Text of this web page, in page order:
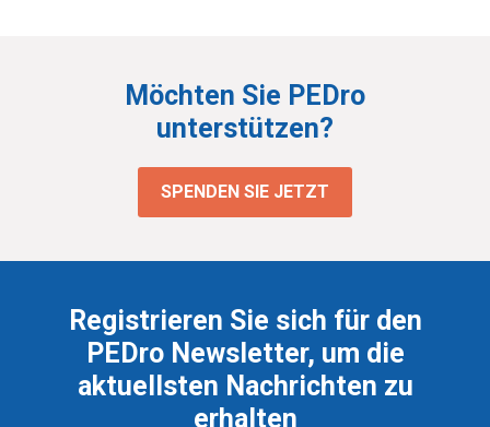
Möchten Sie PEDro
unterstützen?
SPENDEN SIE JETZT
Registrieren Sie sich für den
PEDro Newsletter, um die
aktuellsten Nachrichten zu
erhalten